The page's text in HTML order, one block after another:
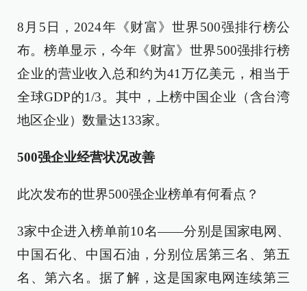
8月5日，2024年《财富》世界500强排行榜公
布。榜单显示，今年《财富》世界500强排行榜
企业的营业收入总和约为41万亿美元，相当于
全球GDP的1/3。其中，上榜中国企业（含台湾
地区企业）数量达133家。
500强企业经营状况改善
此次发布的世界500强企业榜单有何看点？
3家中企进入榜单前10名——分别是国家电网、
中国石化、中国石油，分别位居第三名、第五
名、第六名。据了解，这是国家电网连续第三